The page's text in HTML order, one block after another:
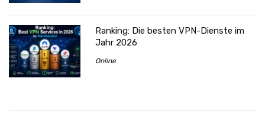
Ranking: Die besten VPN-Dienste im
Jahr 2026
Online